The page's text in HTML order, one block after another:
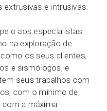
extrusivas e intrusivas.
aos especialistas
na exploração de
os seus clientes,
e sismólogos, e
seus trabalhos com
com o mínimo de
a máxima